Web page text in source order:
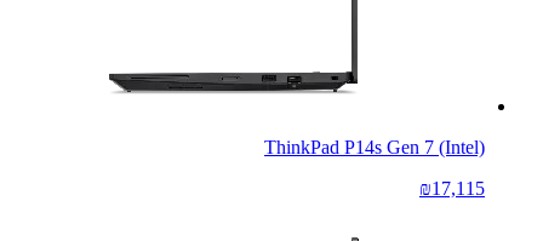
ThinkPad P14s Gen 7 (Intel)
₪17,115